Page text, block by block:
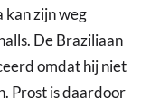
kan zijn weg
De Braziliaan
omdat hij niet
Prost is daardoor